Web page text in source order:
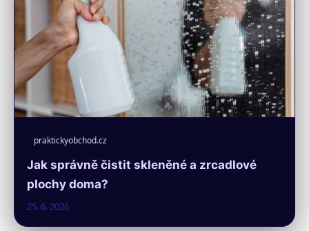
praktickyobchod.cz
Jak správně čistit skleněné a zrcadlové
plochy doma?
25. 6. 2026